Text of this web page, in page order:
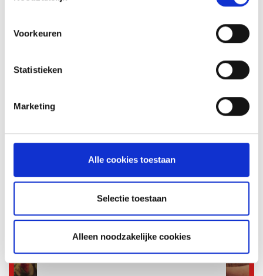
Voorkeuren
Statistieken
Marketing
Alle cookies toestaan
Selectie toestaan
Alleen noodzakelijke cookies
NIEUWS